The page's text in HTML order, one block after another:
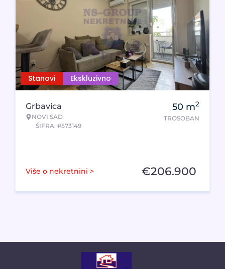
Stanovi Ekskluzivno
Grbavica
NOVI SAD
ŠIFRA: #573149
50 m2
TROSOBAN
Više o nekretnini > €206.900